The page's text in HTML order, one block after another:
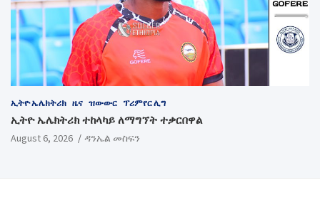
ኢትዮ ኤሌክትሪክ ዜና ዝውውር ፕሪምየር ሊግ
ኢትዮ ኤሌክትሪክ ተከላካይ ለማግኘት ተቃርበዋል
August 6, 2026 ዳንኤል መስፍን